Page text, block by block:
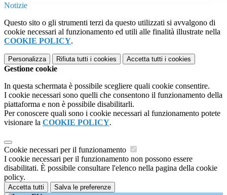
Notizie
Questo sito o gli strumenti terzi da questo utilizzati si avvalgono di
cookie necessari al funzionamento ed utili alle finalità illustrate nella
COOKIE POLICY.
Personalizza Rifiuta tutti i cookies Accetta tutti i cookies
Gestione cookie
In questa schermata è possibile scegliere quali cookie consentire.
I cookie necessari sono quelli che consentono il funzionamento della
piattaforma e non è possibile disabilitarli.
Per conoscere quali sono i cookie necessari al funzionamento potete
visionare la COOKIE POLICY.
Cookie necessari per il funzionamento
I cookie necessari per il funzionamento non possono essere
disabilitati. È possibile consultare l'elenco nella pagina della cookie
policy.
Accetta tutti Salva le preferenze